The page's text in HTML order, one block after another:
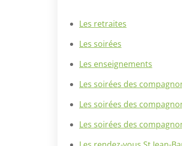
Les retraites
Les soirées
Les enseignements
Les soirées des
Les soirées des
Les soirées des